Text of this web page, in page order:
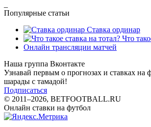
Популярные статьи
Ставка ординар
Что
Онлайн трансляции матчей
Наша группа Вконтакте
Узнавай первым о прогнозах и ставках на
шарады с тамадой!
Подписаться
© 2011–2026, BETFOOTBALL.RU
Онлайн ставки на футбол